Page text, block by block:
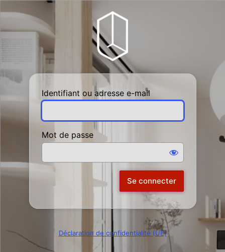
Se
connecter
Identifiant ou adresse e-mail
Mot de passe
Déclaration de confidentialité (UE)